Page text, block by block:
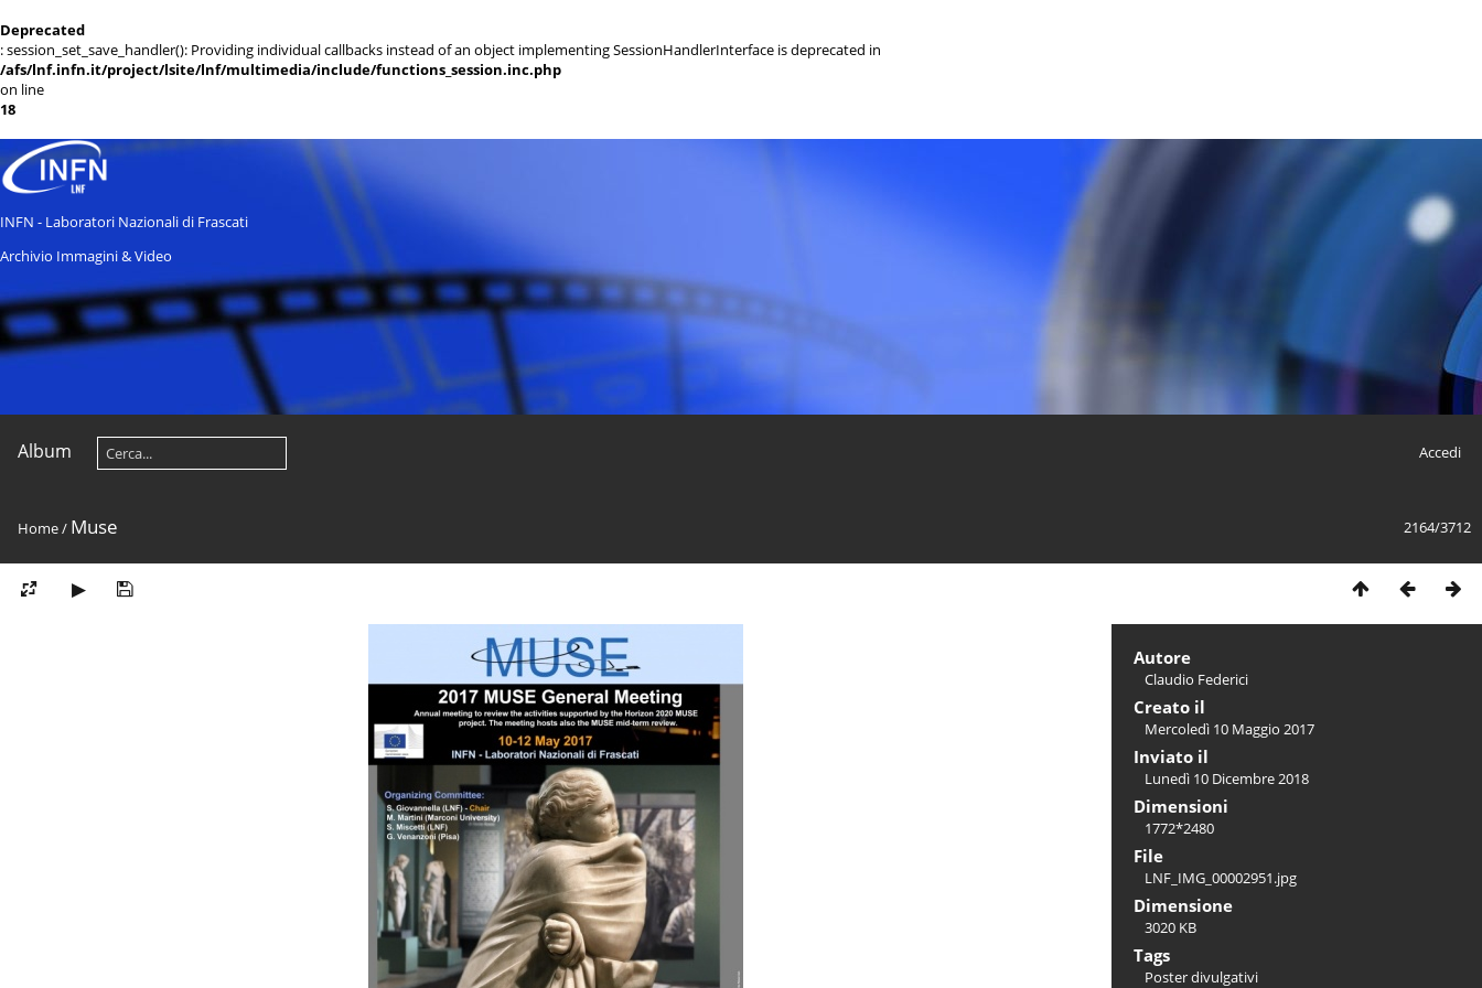
Deprecated
: session_set_save_handler(): Providing individual callbacks instead of an object implementing SessionHandlerInterface is deprecated in
/afs/lnf.infn.it/project/lsite/lnf/multimedia/include/functions_session.inc.php
on line
18
INFN - Laboratori Nazionali di Frascati
Archivio Immagini & Video
Album Accedi
2164/3712
Home/ Muse
Autore
Claudio Federici
Creato il
Mercoledì 10 Maggio 2017
Inviato il
Lunedì 10 Dicembre 2018
Dimensioni
1772*2480
File
LNF_IMG_00002951.jpg
Dimensione
3020 KB
Tags
Poster divulgativi